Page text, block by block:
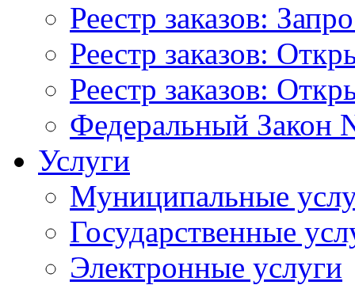
Реестр заказов:
Реестр заказов:
Реестр заказов:
Федеральный Закон
Услуги
Муниципальные
Государственные
Электронные услуги